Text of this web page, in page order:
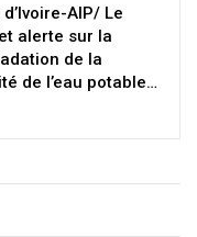
d’Ivoire-AIP/ Le
alerte sur la
de la
de l’eau potable…